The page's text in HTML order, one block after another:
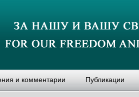
и комментарии Публикации